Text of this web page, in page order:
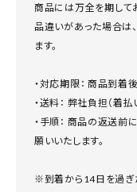
商品には万全を期して
品違いがあった場合は
ます。
・対応期限： 商品到着
・送料： 弊社負担（着払
・手順： 商品の返送前
願いいたします。
※到着から14日を過ぎ